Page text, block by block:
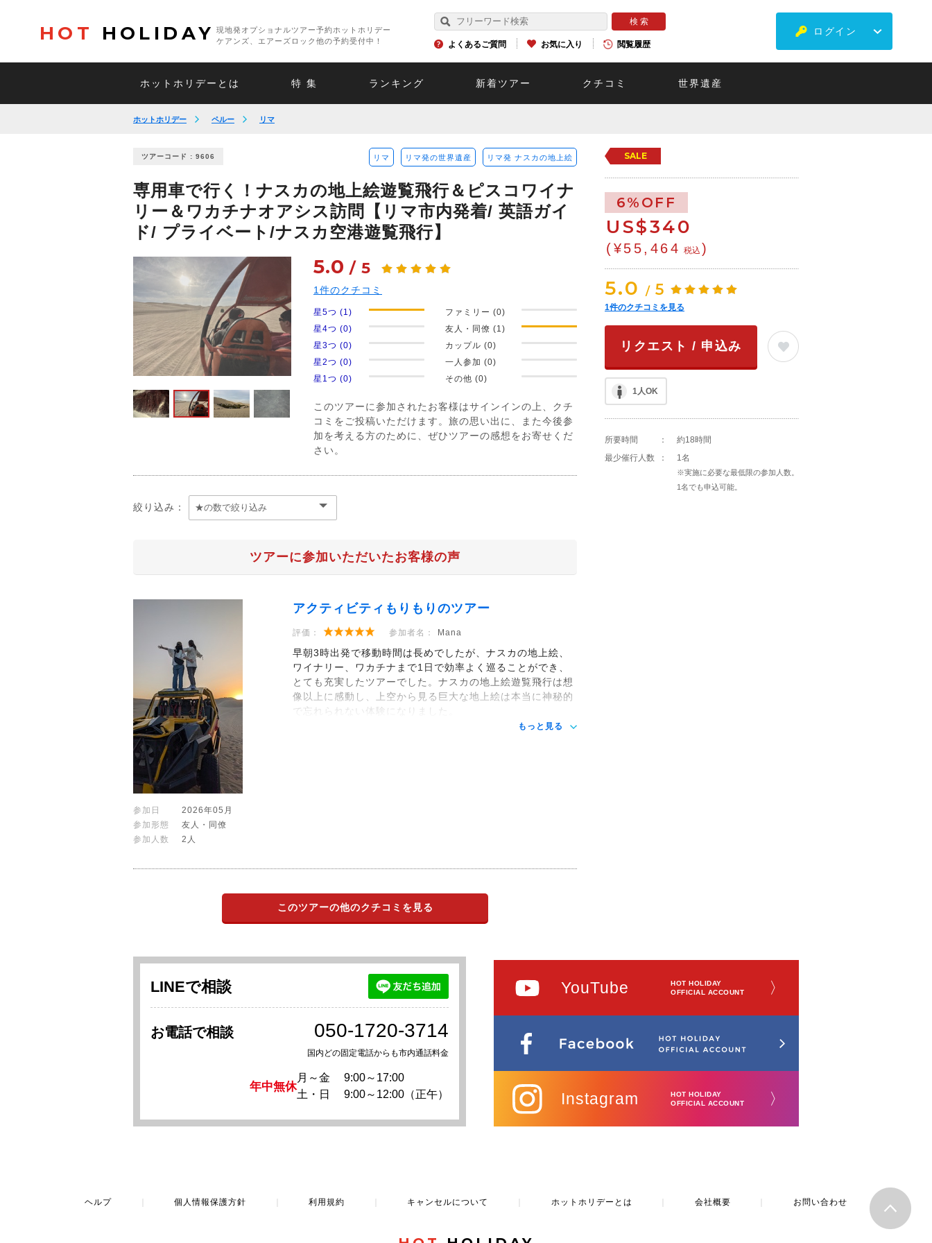
HOT HOLIDAY
現地発オプショナルツアー予約ホットホリデー
ケアンズ、エアーズロック他の予約受付中！
よくあるご質問 お気に入り 閲覧履歴
ログイン
ホットホリデーとは 特 集 ランキング 新着ツアー クチコミ 世界遺産
ホットホリデー ペルー リマ
ツアーコード : 9606 リマ リマ発の世界遺産 リマ発 ナスカの地上絵
専用車で行く！ナスカの地上絵遊覧飛行＆ピスコワイナ
リー＆ワカチナオアシス訪問【リマ市内発着/ 英語ガイ
ド/ プライベート/ナスカ空港遊覧飛行】
5.0 / 5
1件のクチコミ
星5つ (1)
星4つ (0)
星3つ (0)
星2つ (0)
星1つ (0)
ファミリー (0)
友人・同僚 (1)
カップル (0)
一人参加 (0)
その他 (0)
このツアーに参加されたお客様はサインインの上、クチ
コミをご投稿いただけます。旅の思い出に、また今後参
加を考える方のために、ぜひツアーの感想をお寄せくだ
さい。
絞り込み：
ツアーに参加いただいたお客様の声
アクティビティもりもりのツアー
評価： 参加者名： Mana
早朝3時出発で移動時間は長めでしたが、ナスカの地上絵、
ワイナリー、ワカチナまで1日で効率よく巡ることができ、
とても充実したツアーでした。ナスカの地上絵遊覧飛行は想
像以上に感動し、上空から見る巨大な地上絵は本当に神秘的
で忘れられない体験になりました。
もっと見る
参加日
2026年05月
参加形態
友人・同僚
参加人数
2人
このツアーの他のクチコミを見る
SALE
6%OFF
US$340
(¥55,464 税込 )
5.0 / 5
1件のクチコミを見る
リクエスト / 申込み
1人OK
所要時間 ：
約18時間
最少催行人数
： 1名
※実施に必要な最低限の参加人数。
1名でも申込可能。
LINEで相談
お電話で相談 050-1720-3714
国内どの固定電話からも市内通話料金
年中無休
月～金
9:00～17:00
土・日
9:00～12:00（正午）
YouTube
HOT HOLIDAY
OFFICIAL ACCOUNT
〉
Instagram
HOT HOLIDAY
OFFICIAL ACCOUNT
〉
ヘルプ 個人情報保護方針 利用規約 キャンセルについて ホットホリデーとは 会社概要 お問い合わせ